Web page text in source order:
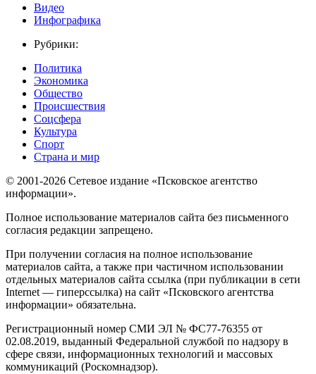
Видео
Инфографика
Рубрики:
Политика
Экономика
Общество
Происшествия
Соцсфера
Культура
Спорт
Страна и мир
© 2001-2026 Сетевое издание «Псковское агентство
информации».
Полное использование материалов сайта без письменного
согласия редакции запрещено.
При получении согласия на полное использование
материалов сайта, а также при частичном использовании
отдельных материалов сайта ссылка (при публикации в сети
Internet — гиперссылка) на сайт «Псковского агентства
информации» обязательна.
Регистрационный номер СМИ ЭЛ № ФС77-76355 от
02.08.2019, выданный Федеральной службой по надзору в
сфере связи, информационных технологий и массовых
коммуникаций (Роскомнадзор).